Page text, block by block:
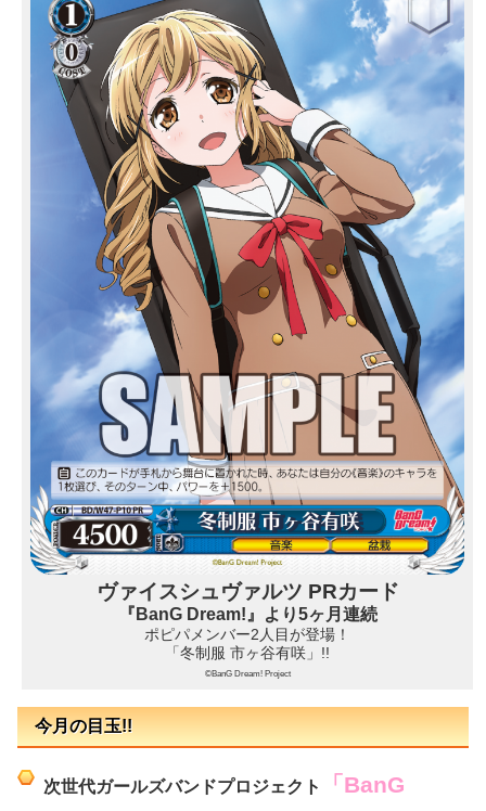
ヴァイスシュヴァルツ PRカード
『BanG Dream!』より5ヶ月連続
ポピパメンバー2人目が登場！
「冬制服 市ヶ谷有咲」!!
©BanG Dream! Project
今月の目玉!!
次世代ガールズバンドプロジェクト
「BanG